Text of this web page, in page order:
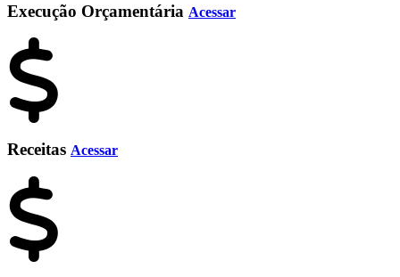
Execução Orçamentária Acessar
Receitas Acessar